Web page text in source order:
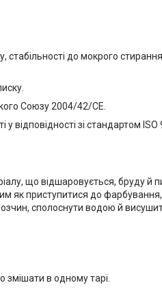
стабільності до мокрого
Союзу 2004/42/CE.
відповідності зі стандартом ISO
що відшаровується, бруду й
як приступитися до
сполоснути водою й
в одному тарі.